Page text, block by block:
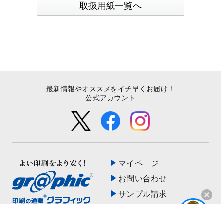
取扱用紙一覧へ
マイページ
お問い合わせ
サンプル請求
最新情報やオススメをイチ早くお届け！
公式アカウント